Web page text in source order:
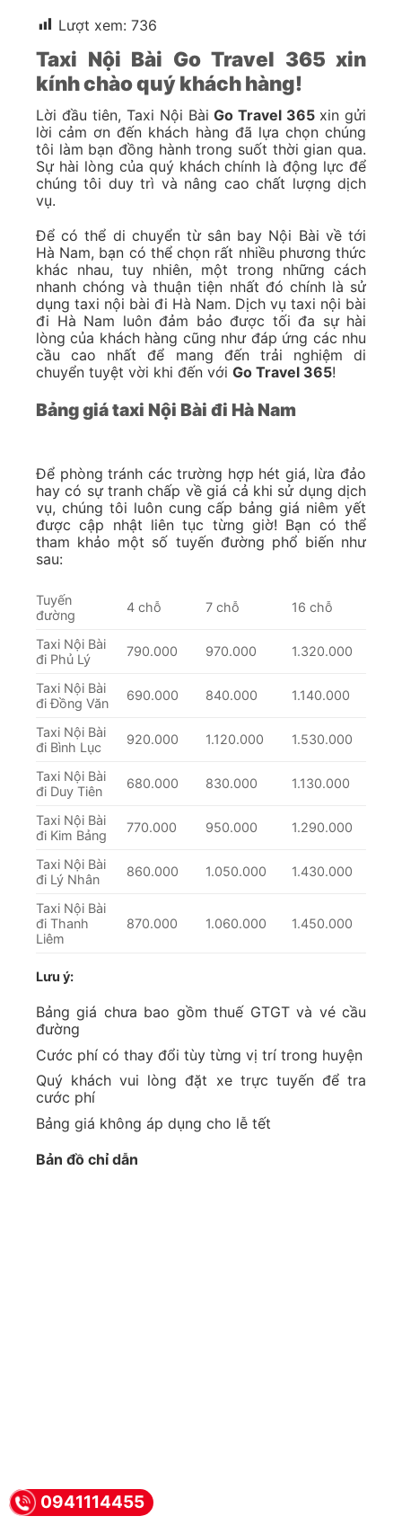
Lượt xem: 736
Taxi Nội Bài Go Travel 365 xin
kính chào quý khách hàng!
Lời đầu tiên, Taxi Nội BàiGo Travel 365 xin gửi
lời cảm ơn đến khách hàng đã lựa chọn chúng
tôi làm bạn đồng hành trong suốt thời gian qua.
Sự hài lòng của quý khách chính là động lực để
chúng tôi duy trì và nâng cao chất lượng dịch
vụ.
Để có thể di chuyển từ sân bay Nội Bài về tới
Hà Nam, bạn có thể chọn rất nhiều phương thức
khác nhau, tuy nhiên, một trong những cách
nhanh chóng và thuận tiện nhất đó chính là sử
dụng taxi nội bài đi Hà Nam. Dịch vụ taxi nội bài
đi Hà Nam luôn đảm bảo được tối đa sự hài
lòng của khách hàng cũng như đáp ứng các nhu
cầu cao nhất để mang đến trải nghiệm di
chuyển tuyệt vời khi đến với Go Travel 365!
Bảng giá taxi Nội Bài đi Hà Nam
Để phòng tránh các trường hợp hét giá, lừa đảo
hay có sự tranh chấp về giá cả khi sử dụng dịch
vụ, chúng tôi luôn cung cấp bảng giá niêm yết
được cập nhật liên tục từng giờ! Bạn có thể
tham khảo một số tuyến đường phổ biến như
sau:
Tuyến
đường
4 chỗ 7 chỗ 16 chỗ
Taxi Nội Bài
đi Phủ Lý
790.000 970.000 1.320.000
Taxi Nội Bài
đi Đồng Văn
690.000 840.000 1.140.000
Taxi Nội Bài
đi Bình Lục
920.000 1.120.000 1.530.000
Taxi Nội Bài
đi Duy Tiên
680.000 830.000 1.130.000
Taxi Nội Bài
đi Kim Bảng
770.000 950.000 1.290.000
Taxi Nội Bài
đi Lý Nhân
860.000 1.050.000 1.430.000
Taxi Nội Bài
đi Thanh
Liêm
870.000 1.060.000 1.450.000
Lưu ý:
Bảng giá chưa bao gồm thuế GTGT và vé cầu
đường
Cước phí có thay đổi tùy từng vị trí trong huyện
Quý khách vui lòng đặt xe trực tuyến để tra
cước phí
Bảng giá không áp dụng cho lễ tết
Bản đồ chỉ dẫn
0941114455